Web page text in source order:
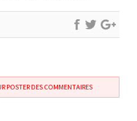
POSTER DES COMMENTAIRES